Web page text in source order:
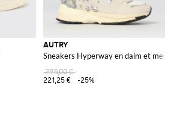
AUTRY
Sneakers Hyperway en daim et mesh
295,00 €
221,25 €
-25%